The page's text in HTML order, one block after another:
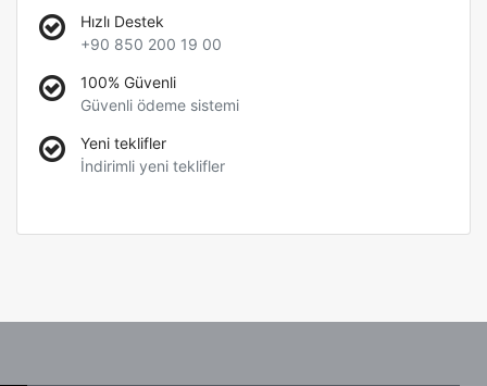
Hızlı Destek
+90 850 200 19 00
100% Güvenli
Güvenli ödeme sistemi
Yeni teklifler
İndirimli yeni teklifler